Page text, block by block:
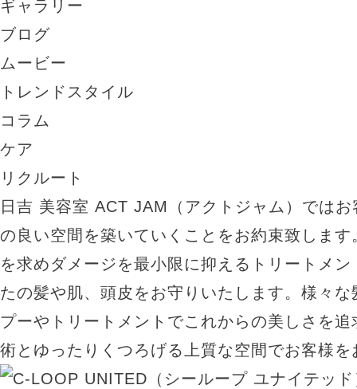
ギャラリー
ブログ
ムービー
トレンドスタイル
コラム
ケア
リクルート
日吉 美容室 ACT JAM（アクトジャム）では
の良い空間を築いていくことをお約束致しま
を求めダメージを最小限に抑えるトリートメ
たの髪や肌、頭皮をお守りいたします。様々
プーやトリートメントでこれからの美しさを
術とゆったりくつろげる上質な空間でお客様